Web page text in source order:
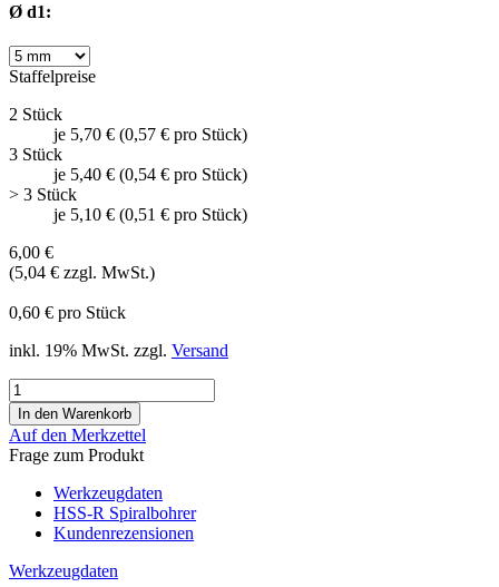
Ø d1:
Staffelpreise
2 Stück
je 5,70 € (0,57 € pro Stück)
3 Stück
je 5,40 € (0,54 € pro Stück)
> 3 Stück
je 5,10 € (0,51 € pro Stück)
6,00 €
(5,04 € zzgl. MwSt.)
0,60 € pro Stück
inkl. 19% MwSt. zzgl. Versand
Auf den Merkzettel
Frage zum Produkt
Werkzeugdaten
HSS-R Spiralbohrer
Kundenrezensionen
Werkzeugdaten